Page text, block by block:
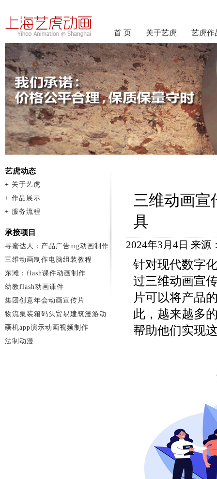
首 页 关于艺虎 艺虎作
三维动画宣
具
2024年3月4日 来源
针对现代数字
过三维动画宣
片可以将产品
此，越来越多
帮助他们实现
艺虎动态
+ 关于艺虎
+ 作品展示
+ 服务流程
承接项目
寻蜜达人：产品广告mg动画制作
三维动画制作电脑组装教程
东滩：flash课件动画制作
幼教flash动画课件
集团创意年会动画宣传片
物流集装箱码头贸易建筑漫游动
画
手机app演示动画视频制作
法制动漫